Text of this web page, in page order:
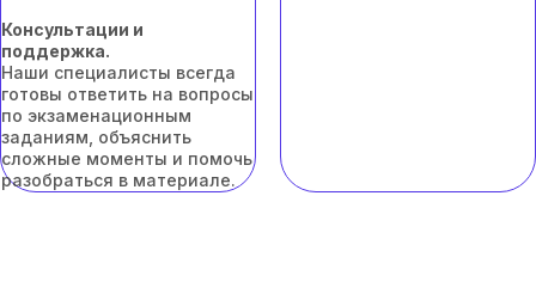
Консультации и
поддержка.
Наши специалисты всегда
готовы ответить на вопросы
по экзаменационным
заданиям, объяснить
сложные моменты и помочь
разобраться в материале.